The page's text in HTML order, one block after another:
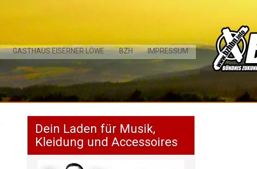
GASTHAUS EISERNER LÖWE BZH IMPRESSUM
Dein Laden für Musik,
Kleidung und Accessoires